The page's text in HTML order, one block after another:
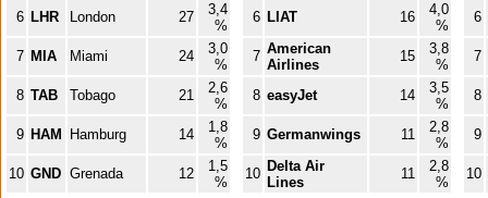
6 LHR London 27
3,4
%
7 MIA Miami 24
3,0
%
8 TAB Tobago 21
2,6
%
9 HAM Hamburg 14
1,8
%
10 GND Grenada 12
1,5
%
6 LIAT 16
4,0
%
7 American
Airlines
15
3,8
%
8 easyJet 14
3,5
%
9 Germanwings 11
2,8
%
10 Delta Air
Lines
11
2,8
%
6
7
8
9
10